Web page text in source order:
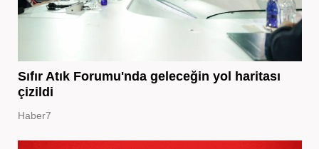
Sıfır Atık Forumu'nda geleceğin yol haritası
çizildi
Haber7